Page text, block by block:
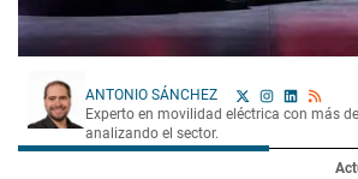
ANTONIO SÁNCHEZ
Experto en movilidad eléctrica con más
analizando el sector.